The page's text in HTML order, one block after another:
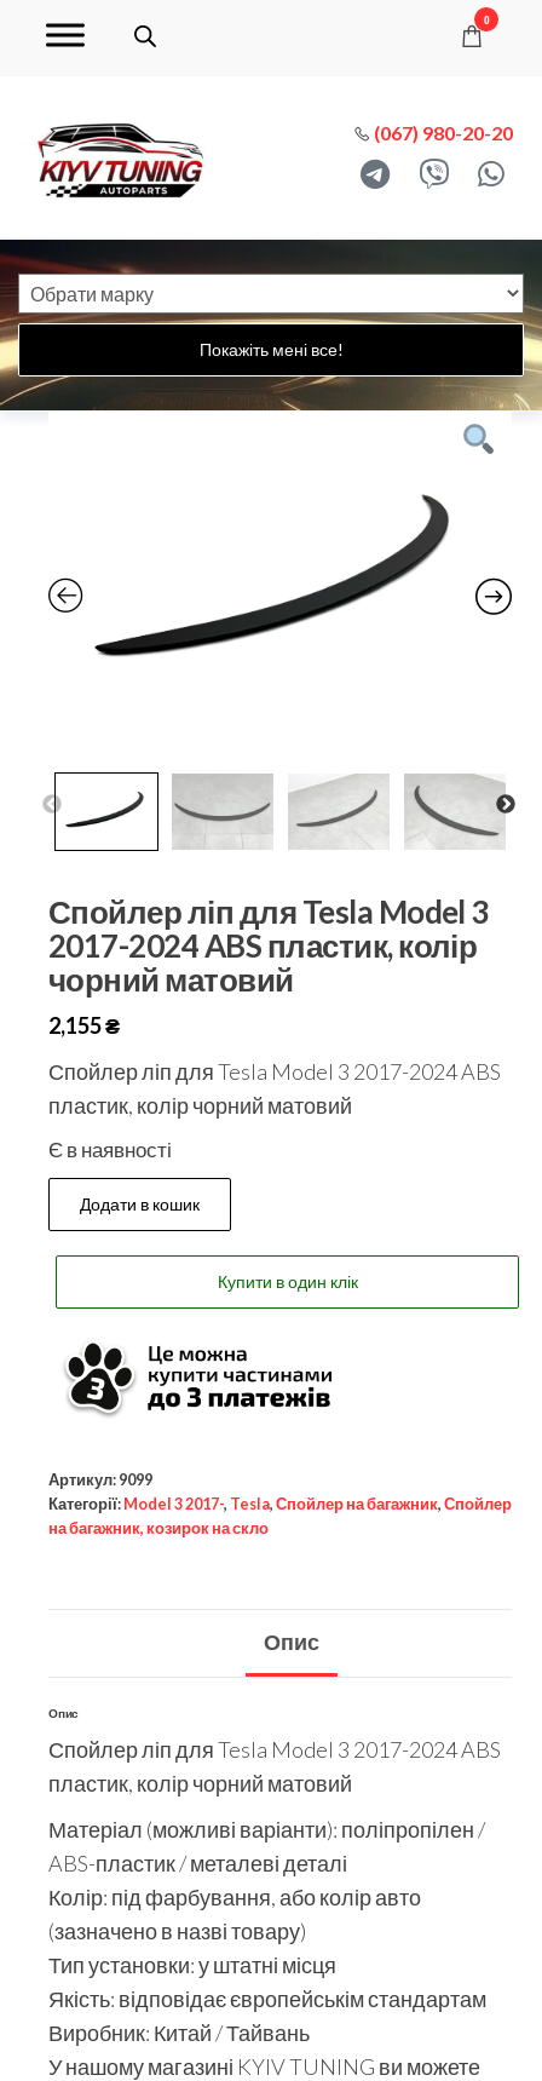
0
(067) 980-20-20
Покажіть мені все!
Спойлер ліп для Tesla Model 3
2017-2024 ABS пластик, колір
чорний матовий
2,155₴
Спойлер ліп для Tesla Model 3 2017-2024 ABS
пластик, колір чорний матовий
Є в наявності
Додати в кошик
Купити в один клік
Артикул: 9099
Категорії: Model 3 2017-, Tesla, Спойлер на багажник, Спойлер
на багажник, козирок на скло
Опис
Опис
Спойлер ліп для Tesla Model 3 2017-2024 ABS
пластик, колір чорний матовий
Матеріал (можливі варіанти): поліпропілен /
ABS-пластик / металеві деталі
Колір: під фарбування, або колір авто
(зазначено в назві товару)
Тип установки: у штатні місця
Якість: відповідає європейськім стандартам
Виробник: Китай / Тайвань
У нашому магазині KYIV TUNING ви можете